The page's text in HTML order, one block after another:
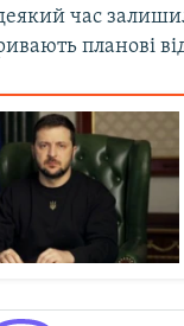
час
планові